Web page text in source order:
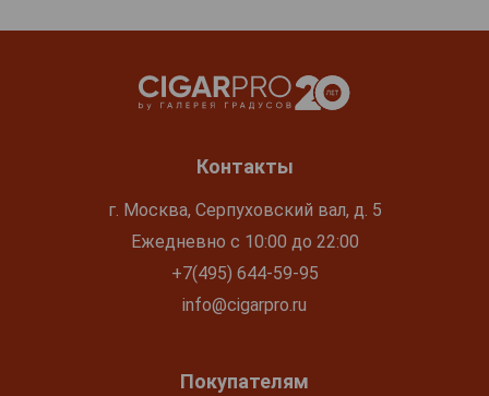
Контакты
г. Москва, Серпуховский вал, д. 5
Ежедневно с 10:00 до 22:00
+7(495) 644-59-95
info@cigarpro.ru
Покупателям